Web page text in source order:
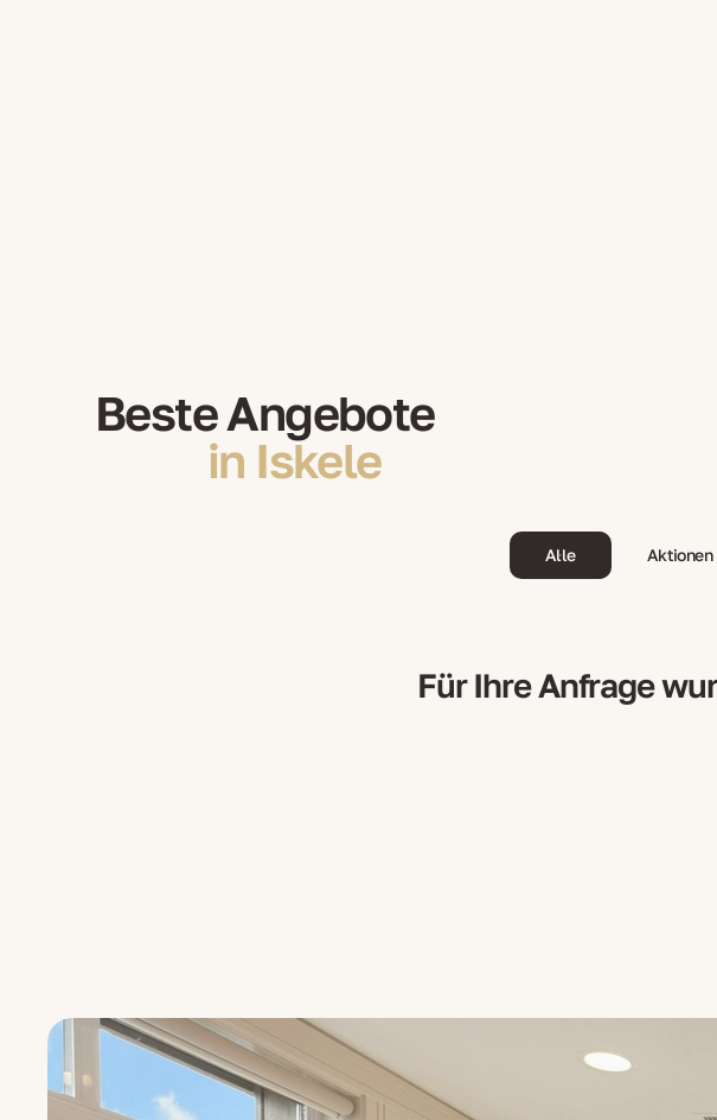
Beste Angebote
in Iskele
Alle
Für Ihre Anfrage